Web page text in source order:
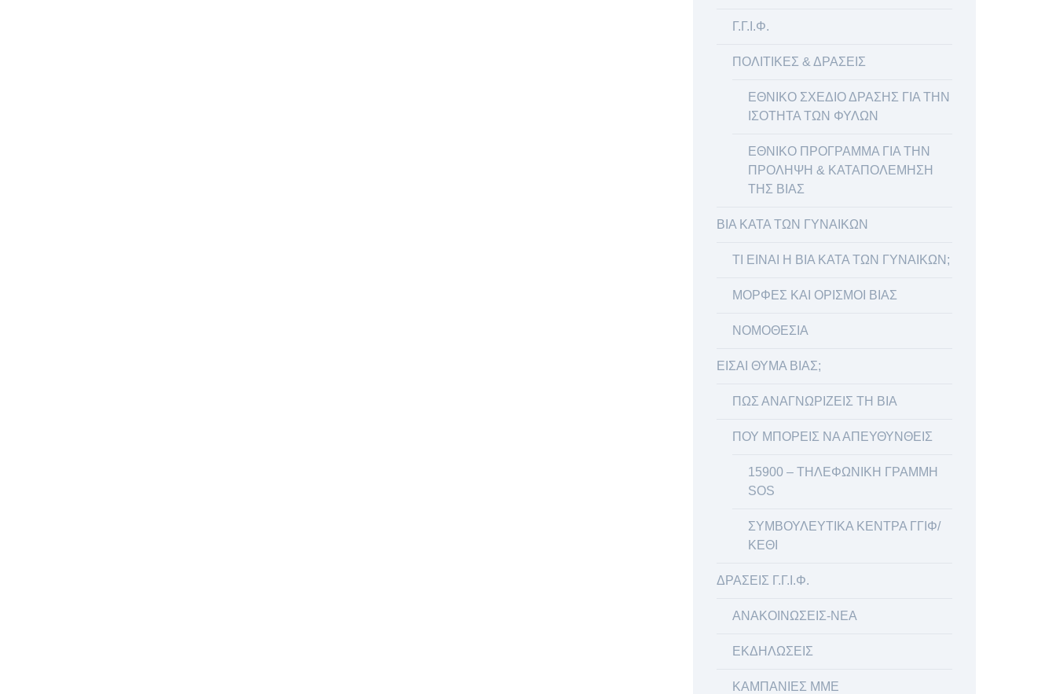
Γ.Γ.Ι.Φ.
ΠΟΛΙΤΙΚΕΣ & ΔΡΑΣΕΙΣ
ΕΘΝΙΚΟ ΣΧΕΔΙΟ ΔΡΑΣΗΣ ΓΙΑ ΤΗΝ
ΙΣΟΤΗΤΑ ΤΩΝ ΦΥΛΩΝ
ΕΘΝΙΚΟ ΠΡΟΓΡΑΜΜΑ ΓΙΑ ΤΗΝ
ΠΡΟΛΗΨΗ & ΚΑΤΑΠΟΛΕΜΗΣΗ
ΤΗΣ ΒΙΑΣ
ΒΙΑ ΚΑΤΑ ΤΩΝ ΓΥΝΑΙΚΩΝ
ΤΙ ΕΙΝΑΙ Η ΒΙΑ ΚΑΤΑ ΤΩΝ ΓΥΝΑΙΚΩΝ;
ΜΟΡΦΕΣ ΚΑΙ ΟΡΙΣΜΟΙ ΒΙΑΣ
ΝΟΜΟΘΕΣΙΑ
ΕΙΣΑΙ ΘΥΜΑ ΒΙΑΣ;
ΠΩΣ ΑΝΑΓΝΩΡΙΖΕΙΣ ΤΗ ΒΙΑ
ΠΟΥ ΜΠΟΡΕΙΣ ΝΑ ΑΠΕΥΘΥΝΘΕΙΣ
15900 – ΤΗΛΕΦΩΝΙΚΗ ΓΡΑΜΜΗ
SOS
ΣΥΜΒΟΥΛΕΥΤΙΚΑ ΚΕΝΤΡΑ ΓΓΙΦ/
ΚΕΘΙ
ΔΡΑΣΕΙΣ Γ.Γ.Ι.Φ.
ΑΝΑΚΟΙΝΩΣΕΙΣ-ΝΕΑ
ΕΚΔΗΛΩΣΕΙΣ
ΚΑΜΠΑΝΙΕΣ ΜΜΕ